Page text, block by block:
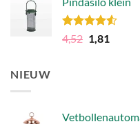
was:
106,49.
is:
Gewaardeerd
4.50
uit 5
4,52 1,81
NIEUW